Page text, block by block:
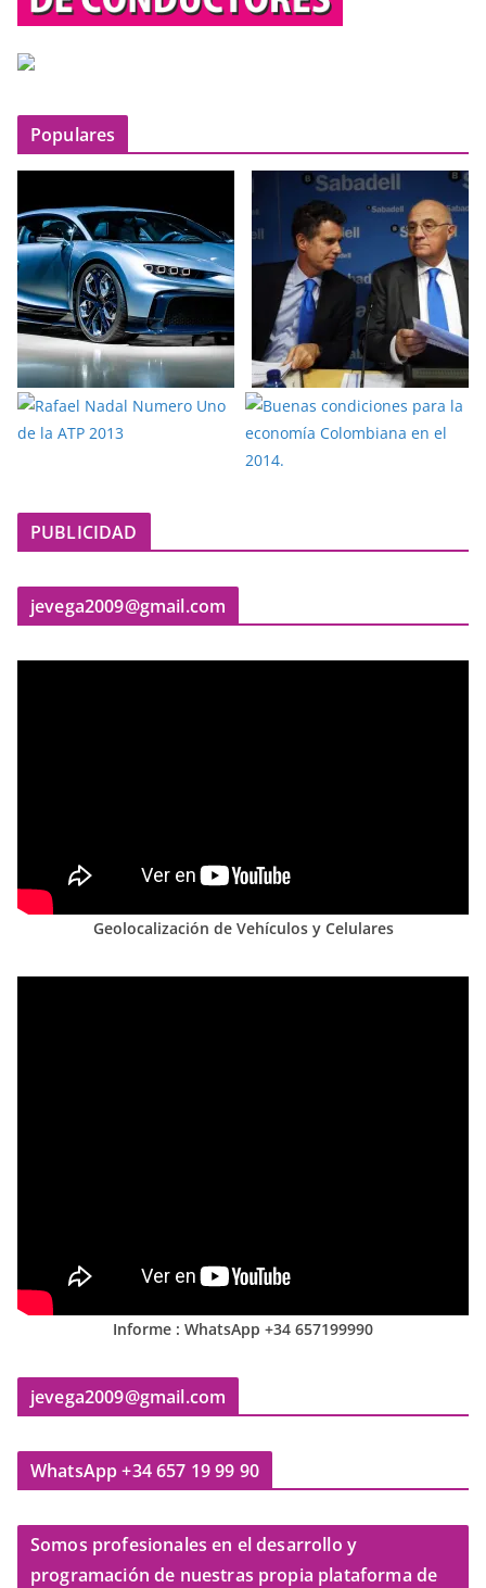
Populares
PUBLICIDAD
jevega2009@gmail.com
Geolocalización de Vehículos y Celulares
Informe : WhatsApp +34 657199990
jevega2009@gmail.com
WhatsApp +34 657 19 99 90
Somos profesionales en el desarrollo y
programación de nuestras propia plataforma de